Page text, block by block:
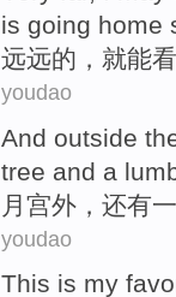
is going home
远远的 ， 就能
youdao
And outside
tree and a
月宫外 ， 还有一
youdao
This is my